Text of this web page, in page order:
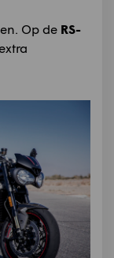
Op de RS-